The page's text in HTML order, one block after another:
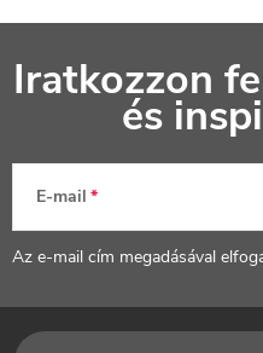
s
e
l
m
e
i
á
é
Iratkozzon
és
E-mail
Az e-mail cím megadásával